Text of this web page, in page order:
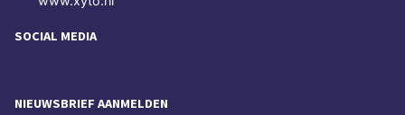
SOCIAL MEDIA
NIEUWSBRIEF AANMELDEN